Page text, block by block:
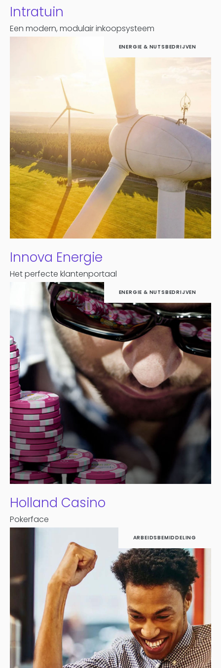
Intratuin
Een modern, modulair inkoopsysteem
ENERGIE & NUTSBEDRIJVEN
Innova Energie
Het perfecte klantenportaal
ENERGIE & NUTSBEDRIJVEN
Holland Casino
Pokerface
ARBEIDSBEMIDDELING